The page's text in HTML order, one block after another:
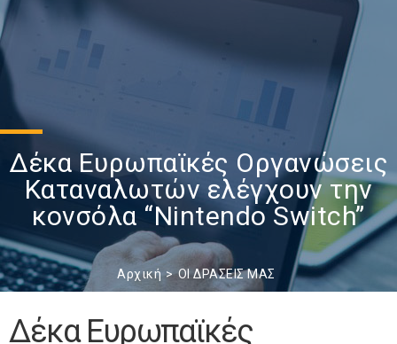
Δέκα Ευρωπαϊκές Οργανώσεις
Καταναλωτών ελέγχουν την
κονσόλα “Nintendo Switch”
Αρχική ΟΙ ΔΡΑΣΕΙΣ ΜΑΣ
Δέκα Ευρωπαϊκές